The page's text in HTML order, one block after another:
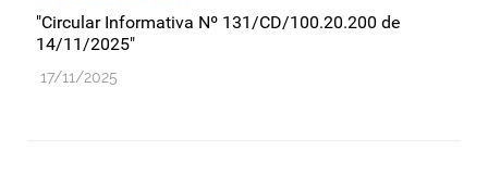
"Circular Informativa Nº 131/CD/100.20.200 de
14/11/2025"
17/11/2025